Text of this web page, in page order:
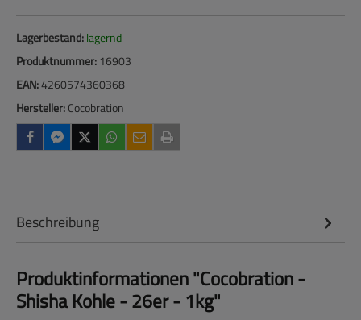
Lagerbestand:lagernd
Produktnummer: 16903
EAN:4260574360368
Hersteller:Cocobration
Beschreibung
Produktinformationen "Cocobration -
Shisha Kohle - 26er - 1kg"